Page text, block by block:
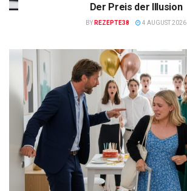
Der Preis der Illusion
BY REZEPTE38 4 AUGUST 2026